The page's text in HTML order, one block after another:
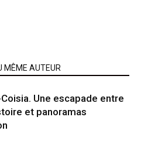
MÊME AUTEUR
Une escapade entre
et panoramas